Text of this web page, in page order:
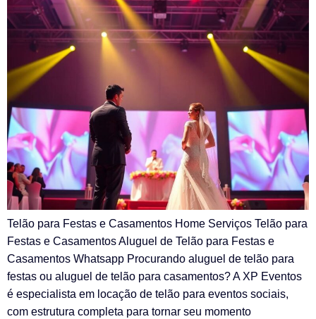
Telão para Festas e Casamentos Home Serviços Telão para
Festas e Casamentos Aluguel de Telão para Festas e
Casamentos Whatsapp Procurando aluguel de telão para
festas ou aluguel de telão para casamentos? A XP Eventos
é especialista em locação de telão para eventos sociais,
com estrutura completa para tornar seu momento